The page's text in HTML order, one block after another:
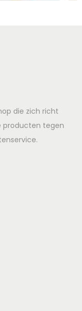
die zich richt
producten tegen